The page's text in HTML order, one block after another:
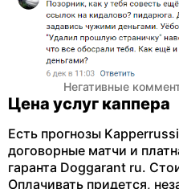
Негативные
Цена услуг каппера
Есть прогнозы
договорные матчи и
гаранта Doggarant ru.
Оплачивать придется,